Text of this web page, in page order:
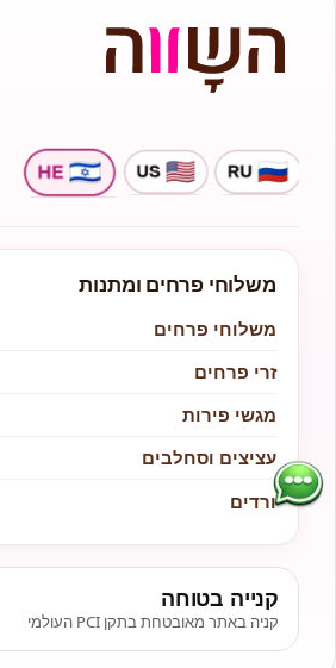
משלוחי פרחים ומתנות
משלוחי פרחים
זרי פרחים
מגשי פירות
עציצים וסחלבים
ורדים
קנייה בטוחה
קניה באתר מאובטחת בתקן PCI העולמי